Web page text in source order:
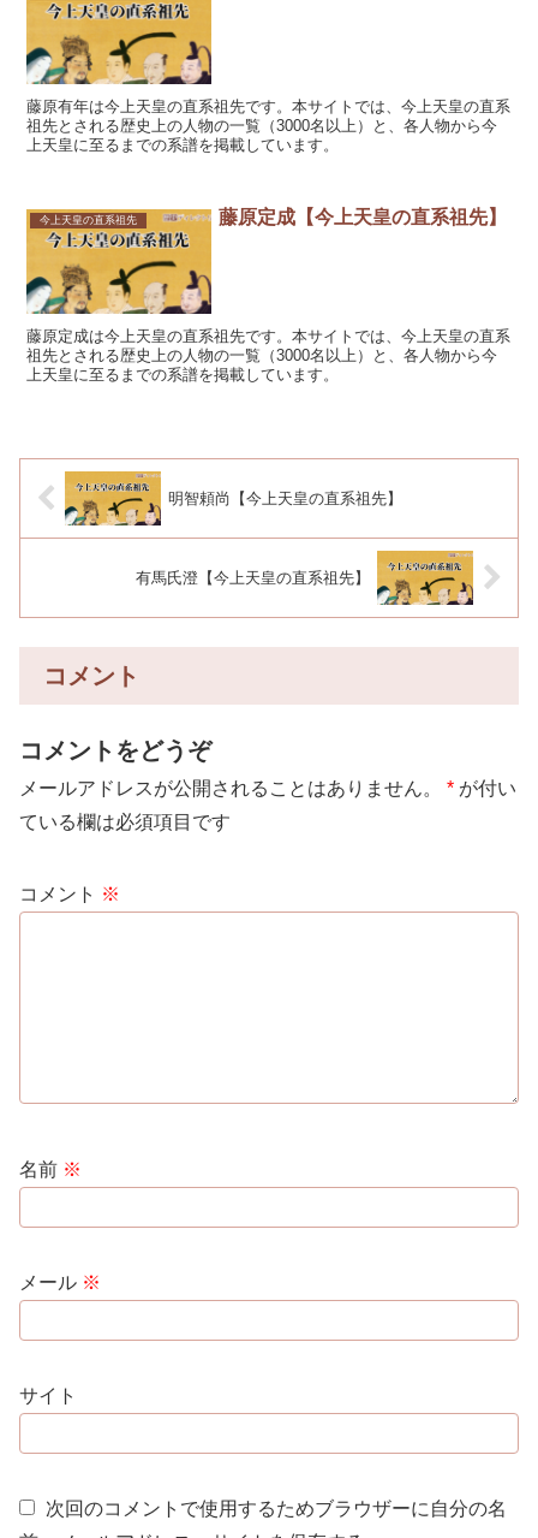
藤原有年は今上天皇の直系祖先です。本サイトでは、今上天皇の直系
祖先とされる歴史上の人物の一覧（3000名以上）と、各人物から今
上天皇に至るまでの系譜を掲載しています。
今上天皇の直系祖先 藤原定成【今上天皇の直系祖先】
藤原定成は今上天皇の直系祖先です。本サイトでは、今上天皇の直系
祖先とされる歴史上の人物の一覧（3000名以上）と、各人物から今
上天皇に至るまでの系譜を掲載しています。
明智頼尚【今上天皇の直系祖先】
有馬氏澄【今上天皇の直系祖先】
コメント
コメントをどうぞ
メールアドレスが公開されることはありません。 * が付い
ている欄は必須項目です
コメント ※
名前 ※
メール ※
サイト
次回のコメントで使用するためブラウザーに自分の名